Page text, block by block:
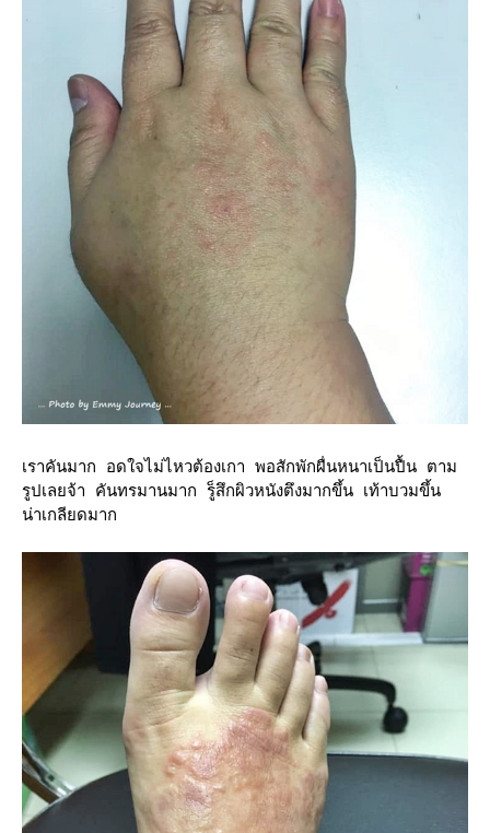
เราคันมาก อดใจไม่ไหวต้องเกา พอสักพักผื่นหนาเป็นปื้น ตาม
รูปเลยจ้า คันทรมานมาก รู็สึกผิวหนังตึงมากขึ้น เท้าบวมขึ้น
น่าเกลียดมาก